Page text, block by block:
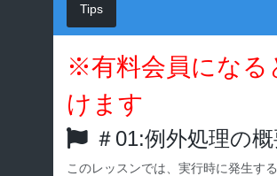
Tips
※有料会員になる
けます
＃01:例外処理の
このレッスンでは、実行時に発生す